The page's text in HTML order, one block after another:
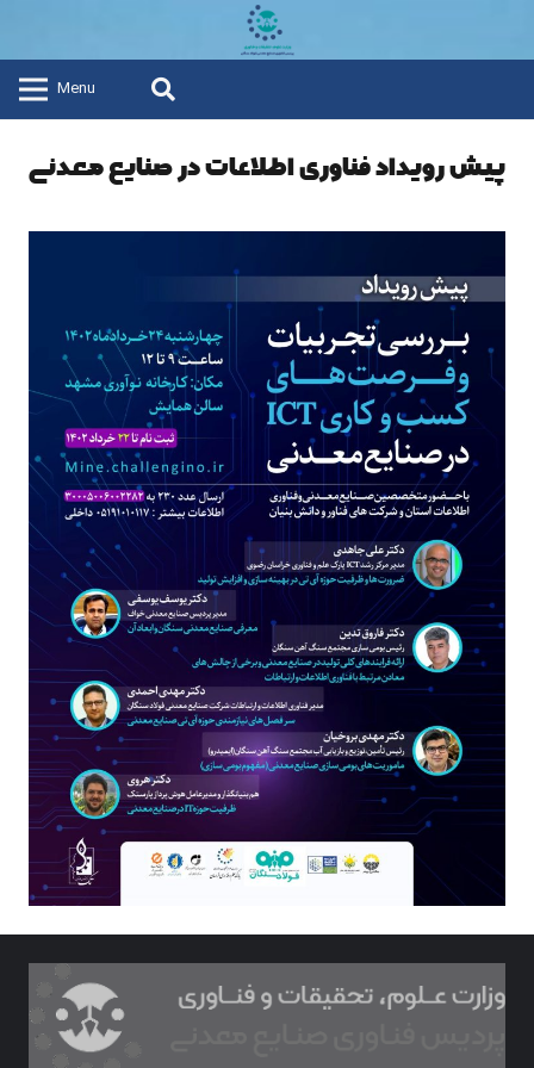
Menu
پیش رویداد فناوری اطلاعات در صنایع معدنی